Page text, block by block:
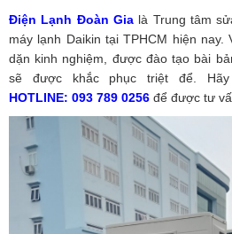
Điện Lạnh Đoàn Gia là Trung tâm
máy lạnh Daikin tại TPHCM hiện
dặn kinh nghiệm, được đào tạo bài
sẽ được khắc phục triệt để.
HOTLINE: 093 789 0256 để được tư